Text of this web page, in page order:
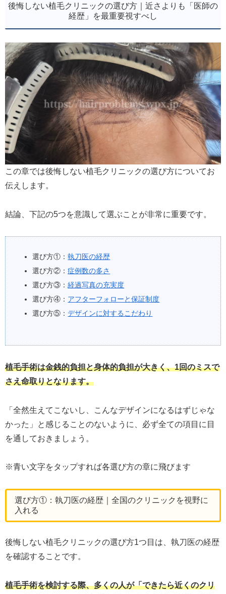
後悔しない植毛クリニックの選び方｜近さよりも「医師の
経歴」を最重要視すべし
この章では後悔しない植毛クリニックの選び方についてお
伝えします。
結論、下記の5つを意識して選ぶことが非常に重要です。
選び方①：執刀医の経歴
選び方②：症例数の多さ
選び方③：経過写真の充実度
選び方④： アフターフォローと保証制度
選び方⑤：デザインに対するこだわり
植毛手術は金銭的負担と身体的負担が大きく、1回のミスで
さえ命取りとなります。
「全然生えてこないし、こんなデザインになるはずじゃな
かった」と感じることのないように、必ず全ての項目に目
を通しておきましょう。
※青い文字をタップすれば各選び方の章に飛びます
選び方①：執刀医の経歴｜全国のクリニックを視野に
入れる
後悔しない植毛クリニックの選び方1つ目は、執刀医の経歴
を確認することです。
植毛手術を検討する際、多くの人が「できたら近くのクリ